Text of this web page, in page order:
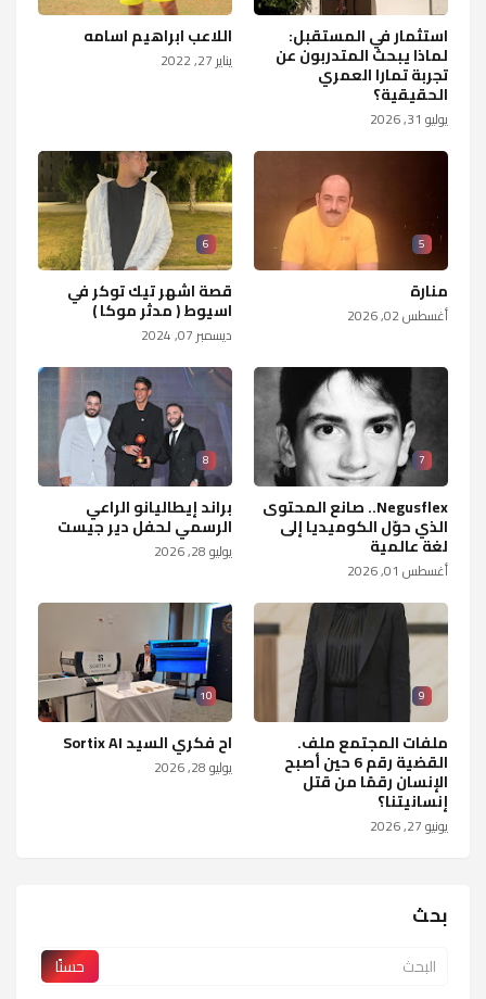
استثمار في المستقبل:
لماذا يبحث المتدربون عن
تجربة تمارا العمري
الحقيقية؟
يوليو 31, 2026
اللاعب ابراهيم اسامه
يناير 27, 2022
5
منارة
أغسطس 02, 2026
6
قصة اشهر تيك توكر في
اسيوط ( مدثر موكا )
ديسمبر 07, 2024
7
Negusflex.. صانع المحتوى
الذي حوّل الكوميديا إلى
لغة عالمية
أغسطس 01, 2026
8
براند إيطاليانو الراعي
الرسمي لحفل دير جيست
يوليو 28, 2026
9
ملفات المجتمع ملف.
القضية رقم 6 حين أصبح
الإنسان رقمًا من قتل
إنسانيتنا؟
يونيو 27, 2026
10
اح فكري السيد Sortix AI
يوليو 28, 2026
بحث